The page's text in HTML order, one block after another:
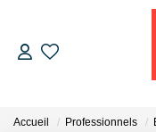
Accueil Professionnels